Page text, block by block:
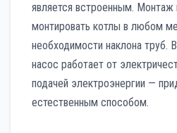
является встроенным. Монтаж
монтировать котлы в любом
необходимости наклона труб.
насос работает от
подачей электроэнергии —
естественным способом.